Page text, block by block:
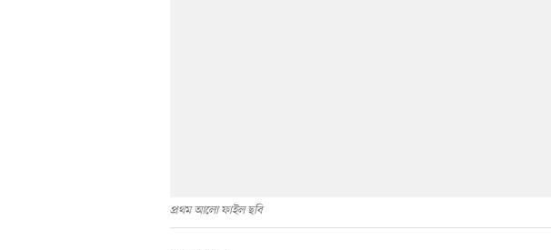
প্রথম আলো ফাইল ছবি